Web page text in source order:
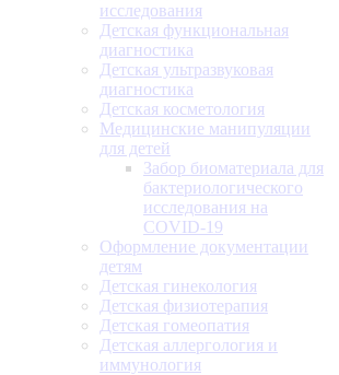
исследования
Детская функциональная
диагностика
Детская ультразвуковая
диагностика
Детская косметология
Медицинские манипуляции
для детей
Забор биоматериала для
бактериологического
исследования на
COVID-19
Оформление документации
детям
Детская гинекология
Детская физиотерапия
Детская гомеопатия
Детская аллергология и
иммунология